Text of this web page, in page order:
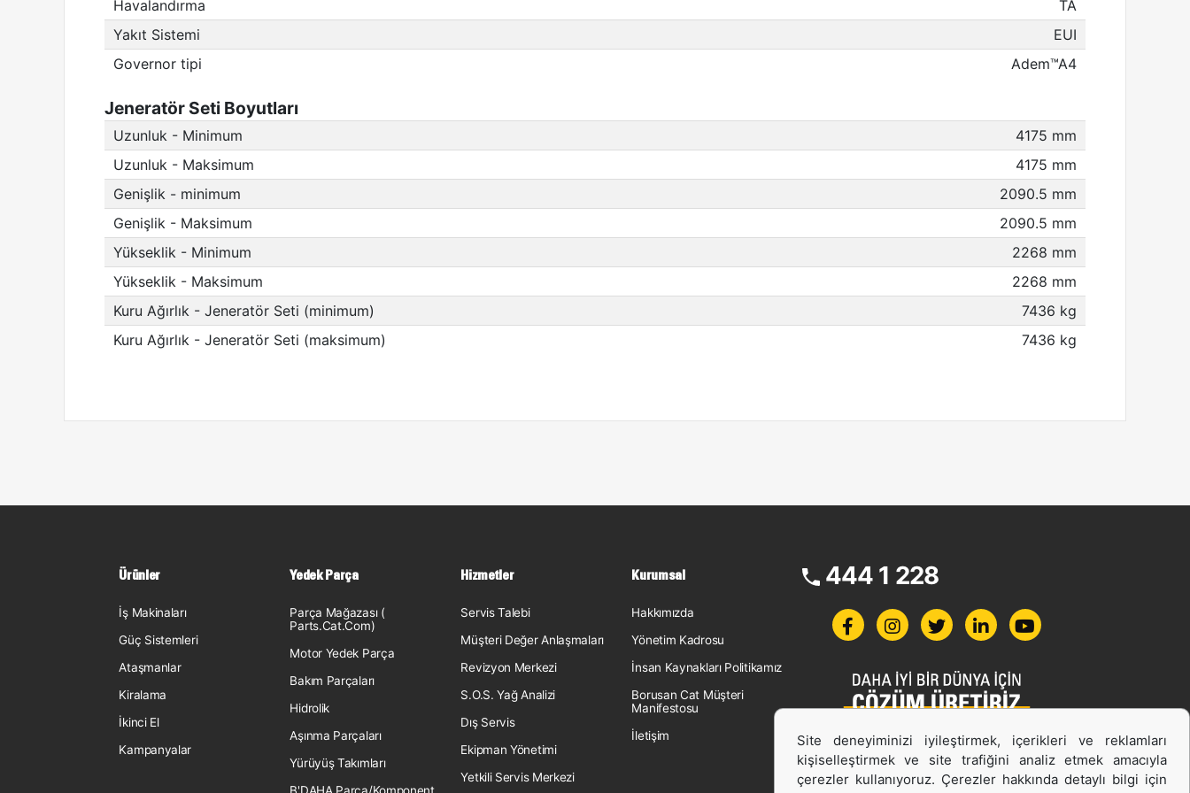
Havalandırma
TA
Yakıt Sistemi
EUI
Governor tipi
Adem™A4
Jeneratör Seti Boyutları
Uzunluk - Minimum
4175 mm
Uzunluk - Maksimum
4175 mm
Genişlik - minimum
2090.5 mm
Genişlik - Maksimum
2090.5 mm
Yükseklik - Minimum
2268 mm
Yükseklik - Maksimum
2268 mm
Kuru Ağırlık - Jeneratör Seti (minimum)
7436 kg
Kuru Ağırlık - Jeneratör Seti (maksimum)
7436 kg
Ürünler
İş Makinaları
Güç Sistemleri
Ataşmanlar
Kiralama
İkinci El
Kampanyalar
Yedek Parça
Parça Mağazası (
Parts.Cat.Com)
Motor Yedek Parça
Bakım Parçaları
Hidrolik
Aşınma Parçaları
Yürüyüş Takımları
Hizmetler
Servis Talebi
Müşteri Değer Anlaşmaları
Revizyon Merkezi
S.O.S. Yağ Analizi
Dış Servis
Ekipman Yönetimi
Yetkili Servis Merkezi
Kurumsal
Hakkımızda
Yönetim Kadrosu
İnsan Kaynakları Politikamız
Borusan Cat Müşteri
Manifestosu
İletişim
444 1 228
İş Makinası ve Güç Sistemleri
İkinci el ve Kiralama
Site deneyiminizi iyileştirmek, içerikleri ve reklamları
kişiselleştirmek ve site trafiğini analiz etmek amacıyla
çerezler kullanıyoruz. Çerezler hakkında detaylı bilgi için